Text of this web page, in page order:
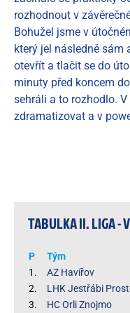
rozhodnout v
Bohužel jsme v
který jel následně sám
otevřít a tlačit se do
minuty před koncem
sehráli a to rozhodlo.
zdramatizovat a v
TABULKA II. LIGA -
P Tým
1.
AZ Havířov
2.
LHK Jestřábi
3.
HC Orli Znojmo